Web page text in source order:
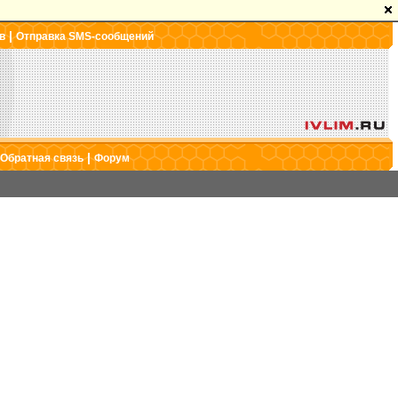
|Отправка SMS-сообщений
Обратная связь|Форум